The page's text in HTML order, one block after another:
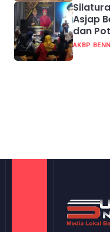
Asjap
dan
AKBP